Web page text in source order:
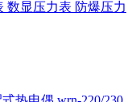
数显压力表 防爆压力